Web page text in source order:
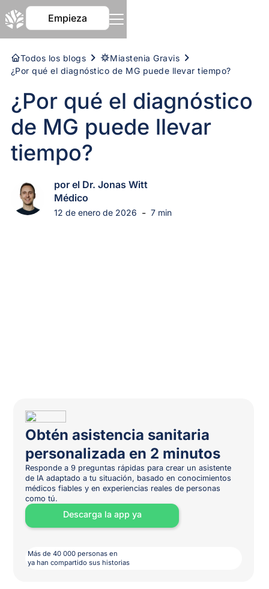
Empieza
Todos los blogs
Miastenia Gravis
¿Por qué el diagnóstico de MG puede llevar tiempo?
¿Por qué el diagnóstico
de MG puede llevar
tiempo?
por el Dr. Jonas Witt
Médico
12 de enero de 2026 - 7 min
Obtén asistencia sanitaria
personalizada en 2 minutos
Responde a 9 preguntas rápidas para crear un asistente
de IA adaptado a tu situación, basado en conocimientos
médicos fiables y en experiencias reales de personas
como tú.
Descarga la app ya
Más de 40 000 personas en
ya han compartido sus historias